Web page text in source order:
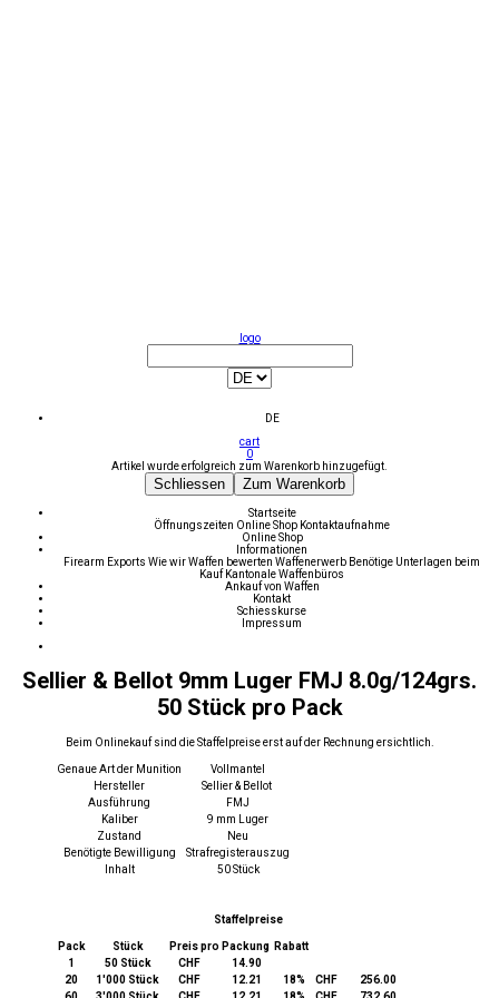
logo
DE
cart
0
Artikel wurde erfolgreich zum Warenkorb hinzugefügt.
Schliessen Zum Warenkorb
Startseite
Öffnungszeiten Online Shop Kontaktaufnahme
Online Shop
Informationen
Firearm Exports Wie wir Waffen bewerten Waffenerwerb Benötige Unterlagen beim
Kauf Kantonale Waffenbüros
Ankauf von Waffen
Kontakt
Schiesskurse
Impressum
Sellier & Bellot 9mm Luger FMJ 8.0g/124grs.
50 Stück pro Pack
Beim Onlinekauf sind die Staffelpreise erst auf der Rechnung ersichtlich.
Genaue Art der Munition
Vollmantel
Hersteller
Sellier & Bellot
Ausführung
FMJ
Kaliber
9 mm Luger
Zustand
Neu
Benötigte Bewilligung
Strafregisterauszug
Inhalt
50 Stück
Staffelpreise
Pack Stück Preis pro Packung Rabatt
1
50 Stück
CHF 14.90
20
1'000 Stück CHF 12.21 18%
CHF 256.00